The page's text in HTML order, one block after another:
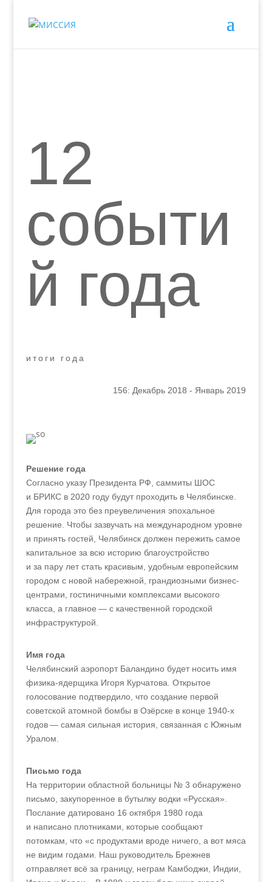
12
событи
й года
итоги года
156: Декабрь 2018 - Январь 2019
Решение года
Согласно указу Президента РФ, саммиты ШОС
и БРИКС в 2020 году будут проходить в Челябинске.
Для города это без преувеличения эпохальное
решение. Чтобы зазвучать на международном уровне
и принять гостей, Челябинск должен пережить самое
капитальное за всю историю благоустройство
и за пару лет стать красивым, удобным европейским
городом с новой набережной, грандиозными бизнес-
центрами, гостиничными комплексами высокого
класса, а главное — с качественной городской
инфраструктурой.
Имя года
Челябинский аэропорт Баландино будет носить имя
физика-ядерщика Игоря Курчатова. Открытое
голосование подтвердило, что создание первой
советской атомной бомбы в Озёрске в конце 1940‑х
годов — самая сильная история, связанная с Южным
Уралом.
Письмо года
На территории областной больницы № 3 обнаружено
письмо, закупоренное в бутылку водки «Русская».
Послание датировано 16 октября 1980 года
и написано плотниками, которые сообщают
потомкам, что «с продуктами вроде ничего, а вот мяса
не видим годами. Наш руководитель Брежнев
отправляет всё за границу, неграм Камбоджи, Индии,